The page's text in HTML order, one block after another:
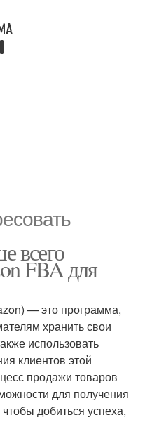
всего
FBA для
— это программа,
хранить свои
использовать
клиентов этой
продажи товаров
для получения
добиться успеха,